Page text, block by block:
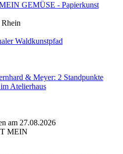
GEMÜSE - Papierkunst
Rhein
Waldkunstpfad
& Meyer: 2 Standpunkte
Atelierhaus
am 27.08.2026